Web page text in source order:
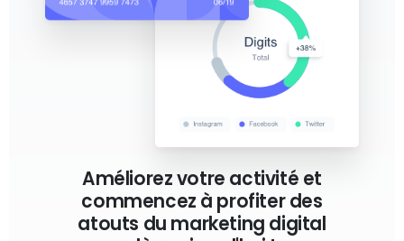
Améliorez votre activité et
commencez à profiter des
atouts du marketing digital